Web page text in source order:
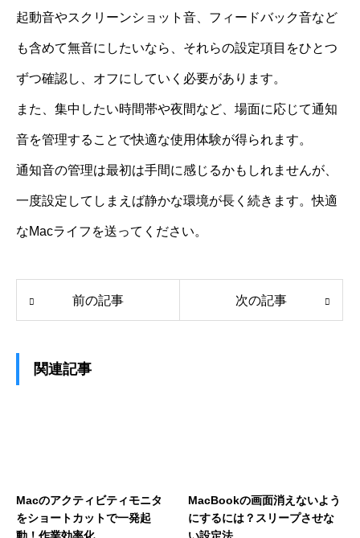
起動音やスクリーンショット音、フィードバック音など
も含めて無音にしたいなら、それらの設定項目をひとつ
ずつ確認し、オフにしていく必要があります。
また、集中したい時間帯や夜間など、場面に応じて通知
音を管理することで快適な使用体験が得られます。
通知音の管理は最初は手間に感じるかもしれませんが、
一度設定してしまえば静かな環境が長く続きます。快適
なMacライフを送ってください。
前の記事 次の記事
関連記事
Macのアクティビティモニタ
をショートカットで一発起
MacBookの画面消えないよう
にするには？スリープさせな